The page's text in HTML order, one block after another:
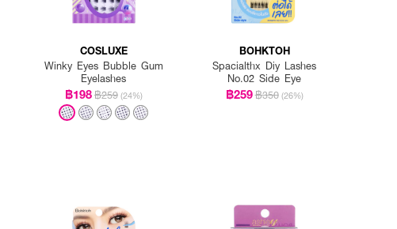
COSLUXE
Winky Eyes Bubble Gum
Eyelashes
฿198฿259 (24%)
BOHKTOH
Spacialthx Diy Lashes
No.02 Side Eye
฿259฿350 (26%)